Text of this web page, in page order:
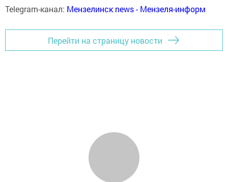
Telegram-канал: Мензелинск news - Мензеля-информ
Перейти на страницу новости